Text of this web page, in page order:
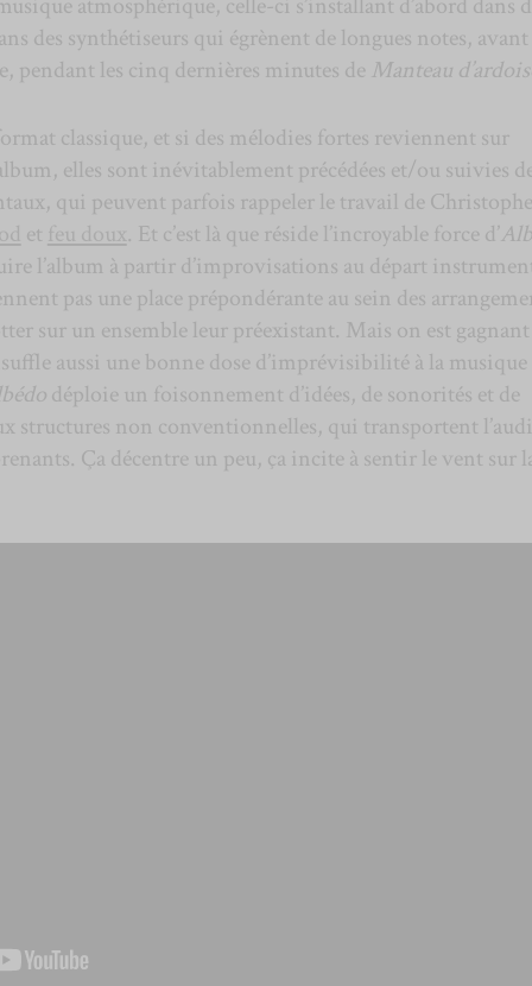
des synthétiseurs qui égrènent de longues notes, avant
pendant les cinq dernières minutes de Manteau
classique, et si des mélodies fortes reviennent sur
elles sont inévitablement précédées et/ou suivies
qui peuvent parfois rappeler le travail de Christophe
et feu doux. Et c’est là que réside l’incroyable force d’
l’album à partir d’improvisations au départ
pas une place prépondérante au sein des
sur un ensemble leur préexistant. Mais on est
aussi une bonne dose d’imprévisibilité à la musique
déploie un foisonnement d’idées, de sonorités et de
structures non conventionnelles, qui transportent
Ça décentre un peu, ça incite à sentir le vent sur